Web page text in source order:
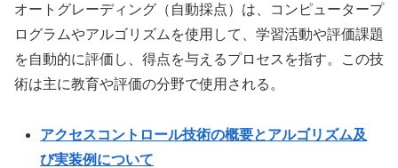
オートグレーディング（自動採点）は、コンピュータープ
ログラムやアルゴリズムを使用して、学習活動や評価課題
を自動的に評価し、得点を与えるプロセスを指す。この技
術は主に教育や評価の分野で使用される。
アクセスコントロール技術の概要とアルゴリズム及
び実装例について